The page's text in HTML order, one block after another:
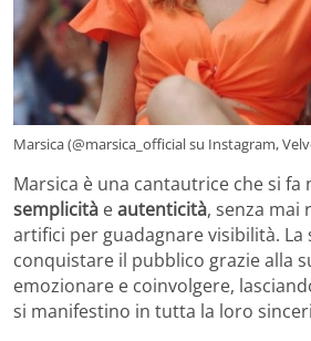
Marsica (@marsica_official su Instagram,
Marsica è una cantautrice che si fa
semplicità eautenticità, senza mai
artifici per guadagnare visibilità. La
conquistare il pubblico grazie alla
emozionare e coinvolgere,
si manifestino in tutta la loro